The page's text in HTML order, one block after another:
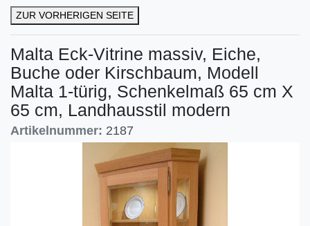
ZUR VORHERIGEN SEITE
Malta Eck-Vitrine massiv, Eiche,
Buche oder Kirschbaum, Modell
Malta 1-türig, Schenkelmaß 65 cm X
65 cm, Landhausstil modern
Artikelnummer: 2187